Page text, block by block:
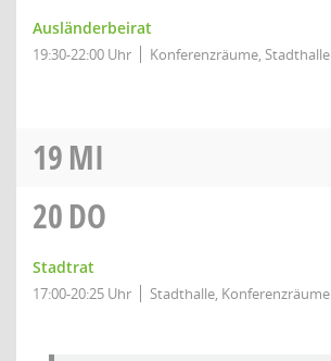
Ausländerbeirat
19:30-22:00 Uhr Konferenzräume, Stadthalle
19MI
20DO
Stadtrat
17:00-20:25 Uhr Stadthalle, Konferenzräume